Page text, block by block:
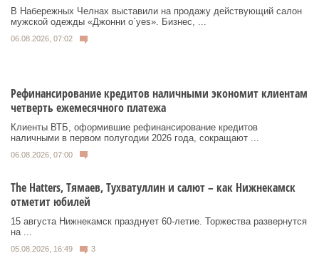
В Набережных Челнах выставили на продажу действующий салон
мужской одежды «Джонни о`yes». Бизнес, ...
06.08.2026, 07:02
Рефинансирование кредитов наличными экономит клиентам
четверть ежемесячного платежа
Клиенты ВТБ, оформившие рефинансирование кредитов
наличными в первом полугодии 2026 года, сокращают ...
06.08.2026, 07:00
Тhe Нatters, Тямаев, Тухватуллин и салют – как Нижнекамск
отметит юбилей
15 августа Нижнекамск празднует 60‑летие. Торжества развернутся
на ...
05.08.2026, 16:49 3